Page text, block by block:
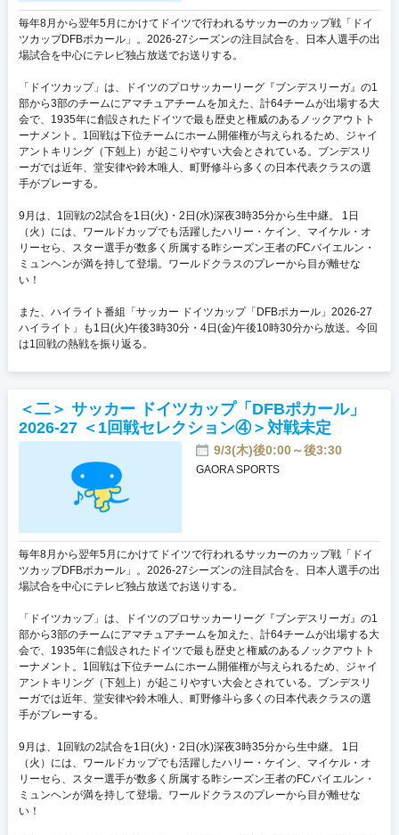
毎年8月から翌年5月にかけてドイツで行われるサッカーのカップ戦「ドイ
ツカップDFBポカール」。2026-27シーズンの注目試合を、日本人選手の出
場試合を中心にテレビ独占放送でお送りする。
「ドイツカップ」は、ドイツのプロサッカーリーグ『ブンデスリーガ』の1
部から3部のチームにアマチュアチームを加えた、計64チームが出場する大
会で、1935年に創設されたドイツで最も歴史と権威のあるノックアウトト
ーナメント。1回戦は下位チームにホーム開催権が与えられるため、ジャイ
アントキリング（下剋上）が起こりやすい大会とされている。ブンデスリ
ーガでは近年、堂安律や鈴木唯人、町野修斗ら多くの日本代表クラスの選
手がプレーする。
9月は、1回戦の2試合を1日(火)・2日(水)深夜3時35分から生中継。 1日
（火）には、ワールドカップでも活躍したハリー・ケイン、マイケル・オ
リーセら、スター選手が数多く所属する昨シーズン王者のFCバイエルン・
ミュンヘンが満を持して登場。ワールドクラスのプレーから目が離せな
い！
また、ハイライト番組「サッカー ドイツカップ「DFBポカール」2026-27
ハイライト」も1日(火)午後3時30分・4日(金)午後10時30分から放送。今回
は1回戦の熱戦を振り返る。
＜二＞ サッカー ドイツカップ「DFBポカール」
2026-27 ＜1回戦セレクション④＞対戦未定
9/3(木)後0:00～後3:30
GAORA SPORTS
毎年8月から翌年5月にかけてドイツで行われるサッカーのカップ戦「ドイ
ツカップDFBポカール」。2026-27シーズンの注目試合を、日本人選手の出
場試合を中心にテレビ独占放送でお送りする。
「ドイツカップ」は、ドイツのプロサッカーリーグ『ブンデスリーガ』の1
部から3部のチームにアマチュアチームを加えた、計64チームが出場する大
会で、1935年に創設されたドイツで最も歴史と権威のあるノックアウトト
ーナメント。1回戦は下位チームにホーム開催権が与えられるため、ジャイ
アントキリング（下剋上）が起こりやすい大会とされている。ブンデスリ
ーガでは近年、堂安律や鈴木唯人、町野修斗ら多くの日本代表クラスの選
手がプレーする。
9月は、1回戦の2試合を1日(火)・2日(水)深夜3時35分から生中継。 1日
（火）には、ワールドカップでも活躍したハリー・ケイン、マイケル・オ
リーセら、スター選手が数多く所属する昨シーズン王者のFCバイエルン・
ミュンヘンが満を持して登場。ワールドクラスのプレーから目が離せな
い！